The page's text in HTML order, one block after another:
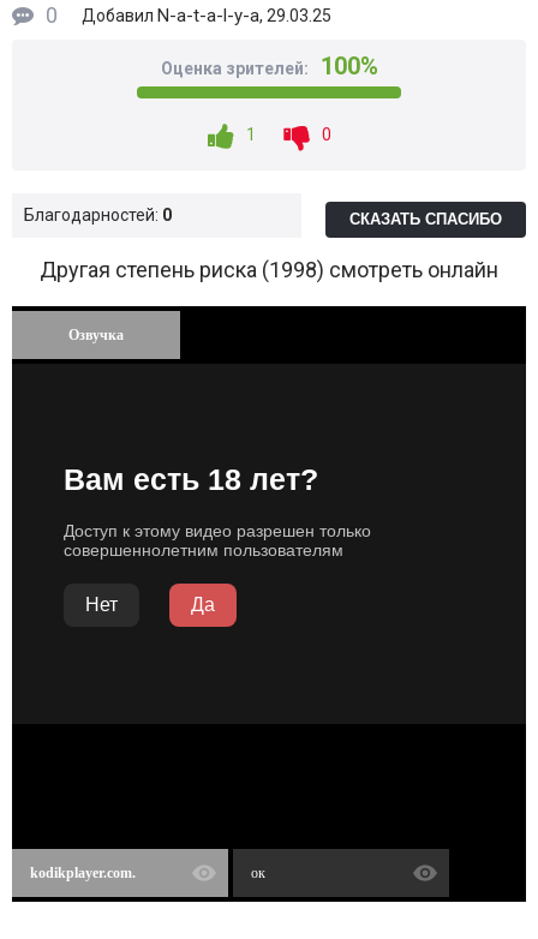
0 Добавил N-a-t-a-l-y-a, 29.03.25
Оценка зрителей: 100%
1 0
Благодарностей: 0 СКАЗАТЬ СПАСИБО
Другая степень риска (1998) смотреть онлайн
Озвучка
kodikplayer.com. ок